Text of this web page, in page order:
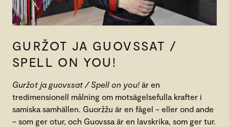
GURŽOT JA GUOVSSAT /
SPELL ON YOU!
Guržot ja guovssat / Spell on you! är en
tredimensionell målning om motsägelsefulla krafter i
samiska samhällen. Guoržžu är en fågel – eller ond ande
– som ger otur, och Guovssa är en lavskrika, som ger tur.